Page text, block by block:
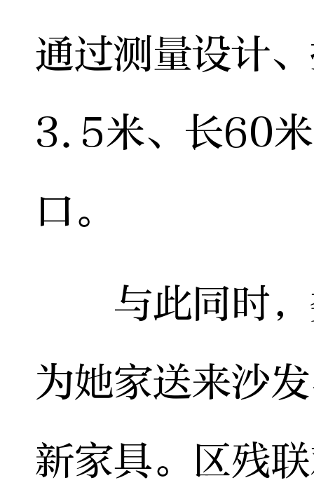
通过测量设计
3.5米、长60
口。
与此同时，
为她家送来沙
新家具。区残